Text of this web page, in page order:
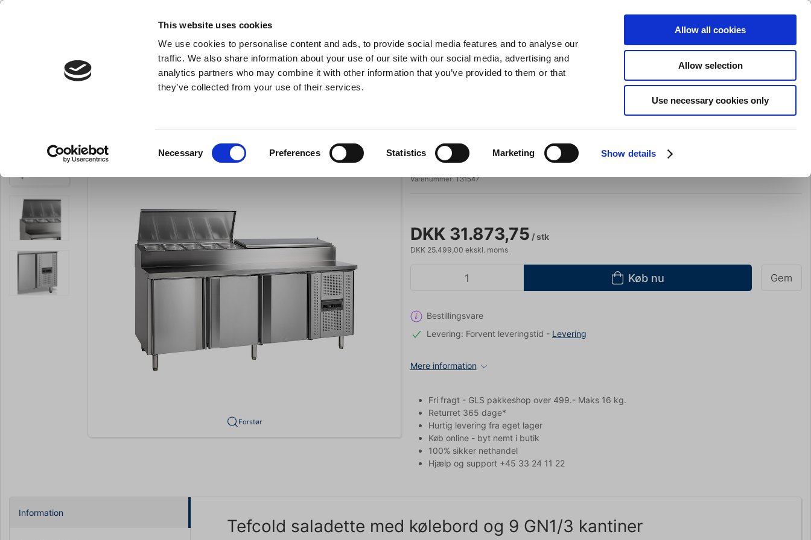
This website uses cookies
We use cookies to personalise content and ads, to provide social media features and to analyse our
traffic. We also share information about your use of our site with our social media, advertising and
analytics partners who may combine it with other information that you’ve provided to them or that
they’ve collected from your use of their services.
Necessary Preferences Statistics Marketing Show details
Allow all cookies
Allow selection
Use necessary cookies only
- Køkkenudstyr til professionelle og entusiaster Søg Indkøbskurv (0)
Køkkenredskaber Gryder & Pander Grill Barudstyr Tilbud Brands Slibning
Forstør
Tefcold
Saladette 3 låger 60x40 opsats: 9xGN1/3
Varenummer:T31547
DKK 31.873,75 / stk
DKK 25.499,00 ekskl. moms
Køb nu Gem
Bestillingsvare
Levering: Forvent leveringstid - Levering
Mere information
Fri fragt - GLS pakkeshop over 499.- Maks 16 kg.
Returret 365 dage*
Hurtig levering fra eget lager
Køb online - byt nemt i butik
100% sikker nethandel
Hjælp og support +45 33 24 11 22
Information
Tefcold saladette med kølebord og 9 GN1/3 kantiner